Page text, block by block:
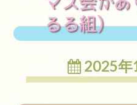
るる組）
2025年